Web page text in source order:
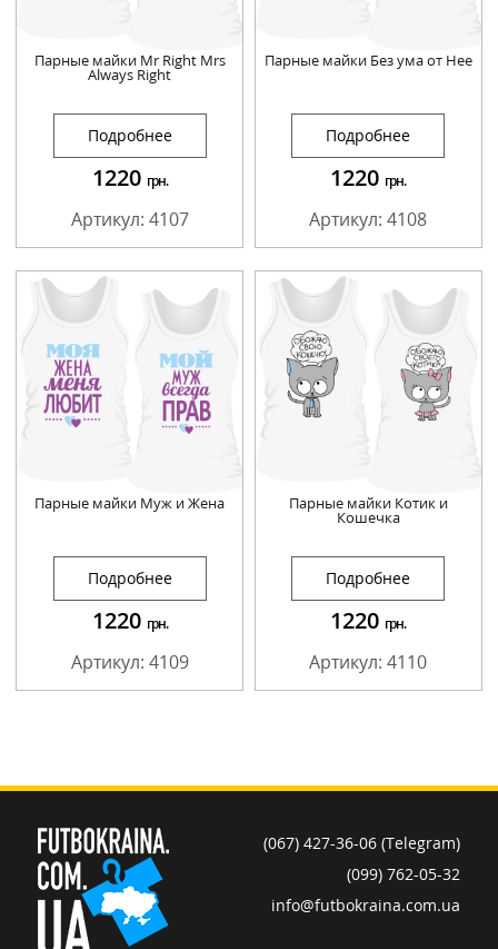
Парные майки Mr Right Mrs
Always Right
Подробнее
1220 грн.
Артикул: 4107
Парные майки Без ума от Нее
Подробнее
1220 грн.
Артикул: 4108
Парные майки Муж и Жена
Подробнее
1220 грн.
Артикул: 4109
Парные майки Котик и
Кошечка
Подробнее
1220 грн.
Артикул: 4110
(067) 427-36-06 (Telegram)
(099) 762-05-32
info@futbokraina.com.ua